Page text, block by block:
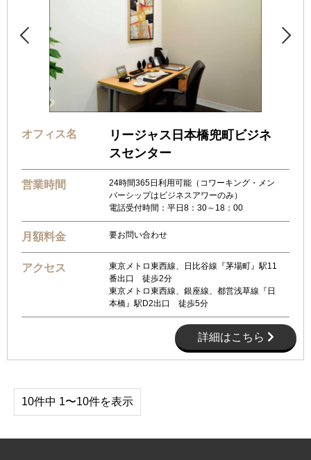
 
オフィス名
リージャス日本橋兜町ビジネ
スセンター
営業時間
24時間365日利用可能（コワーキング・メン
バーシップはビジネスアワーのみ）
電話受付時間：平日8：30～18：00
月額料金 要お問い合わせ
アクセス
東京メトロ東西線、日比谷線『茅場町』駅11
番出口 徒歩2分
東京メトロ東西線、銀座線、都営浅草線『日
本橋』駅D2出口 徒歩5分
詳細はこちら
10件中 1〜10件を表示